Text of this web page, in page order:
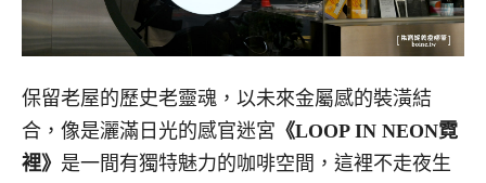
保留老屋的歷史老靈魂，以未來金屬感的裝潢結
合，像是灑滿日光的感官迷宮 《LOOP IN NEON霓
裡》 是一間有獨特魅力的咖啡空間，這裡不走夜生